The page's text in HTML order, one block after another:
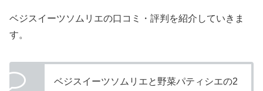
ベジスイーツソムリエの口コミ・評判を紹介していきま
す。
ベジスイーツソムリエと野菜パティシエの2